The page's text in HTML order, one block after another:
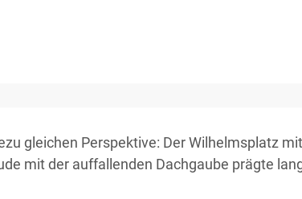
gleichen Perspektive: Der Wilhelmsplatz
mit der auffallenden Dachgaube prägte